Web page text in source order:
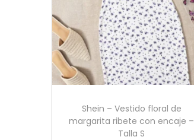
Shein – Vestido floral de
margarita ribete con encaje –
Talla S